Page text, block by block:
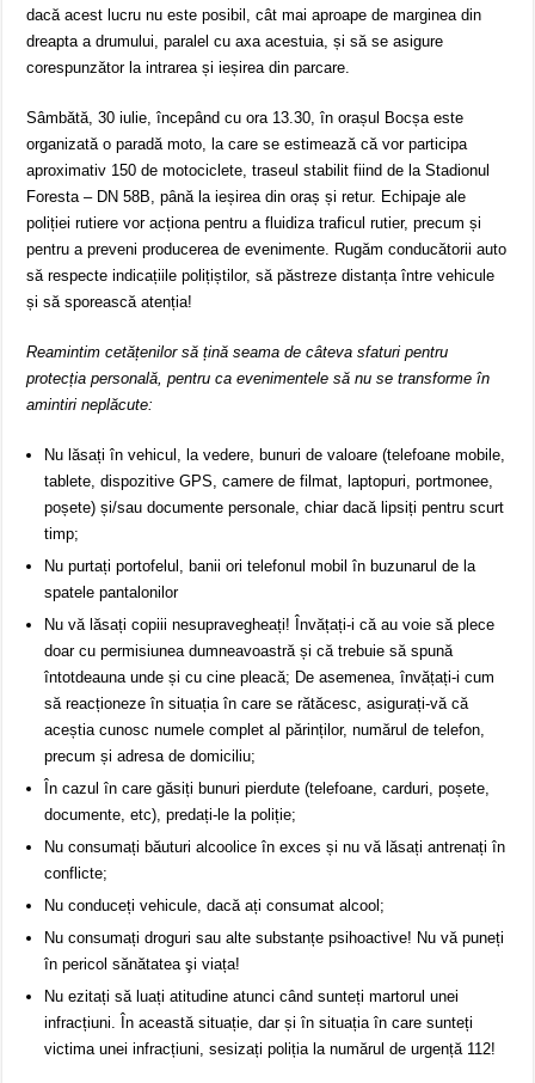
dacă acest lucru nu este posibil, cât mai aproape de marginea din
dreapta a drumului, paralel cu axa acestuia, și să se asigure
corespunzător la intrarea și ieșirea din parcare.
Sâmbătă, 30 iulie, începând cu ora 13.30, în orașul Bocșa este
organizată o paradă moto, la care se estimează că vor participa
aproximativ 150 de motociclete, traseul stabilit fiind de la Stadionul
Foresta – DN 58B, până la ieșirea din oraș și retur. Echipaje ale
poliției rutiere vor acționa pentru a fluidiza traficul rutier, precum și
pentru a preveni producerea de evenimente. Rugăm conducătorii auto
să respecte indicațiile polițiștilor, să păstreze distanța între vehicule
și să sporească atenția!
Reamintim cetățenilor să țină seama de câteva sfaturi pentru
protecția personală, pentru ca evenimentele să nu se transforme în
amintiri neplăcute:
Nu lăsați în vehicul, la vedere, bunuri de valoare (telefoane mobile,
tablete, dispozitive GPS, camere de filmat, laptopuri, portmonee,
poșete) și/sau documente personale, chiar dacă lipsiți pentru scurt
timp;
Nu purtați portofelul, banii ori telefonul mobil în buzunarul de la
spatele pantalonilor
Nu vă lăsați copiii nesupravegheați! Învățați-i că au voie să plece
doar cu permisiunea dumneavoastră și că trebuie să spună
întotdeauna unde și cu cine pleacă; De asemenea, învățați-i cum
să reacționeze în situația în care se rătăcesc, asigurați-vă că
aceștia cunosc numele complet al părinților, numărul de telefon,
precum și adresa de domiciliu;
În cazul în care găsiți bunuri pierdute (telefoane, carduri, poșete,
documente, etc), predați-le la poliție;
Nu consumați băuturi alcoolice în exces și nu vă lăsați antrenați în
conflicte;
Nu conduceți vehicule, dacă ați consumat alcool;
Nu consumați droguri sau alte substanțe psihoactive! Nu vă puneți
în pericol sănătatea şi viața!
Nu ezitați să luați atitudine atunci când sunteți martorul unei
infracțiuni. În această situație, dar și în situația în care sunteți
victima unei infracțiuni, sesizați poliția la numărul de urgență 112!